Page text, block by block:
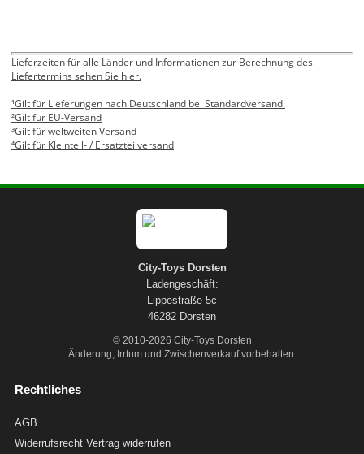
Lieferzeiten für alle Länder und Informationen zur Berechnung des
Liefertermins sehen Sie hier.
¹Gilt für Lieferungen nach Deutschland bei Standardversand.
²Gilt für EU-Versand
³Gilt für weltweiten Versand
⁴Gilt für Kleinteil- / Ersatzteilversand
City-Toys Dorsten
Ladengeschäft:
Lippestraße 5c
46282 Dorsten
© 2010-2026 City-Toys Dorsten
Änderung, Irrtum und Zwischenverkauf vorbehalten.
Rechtliches
AGB
Widerrufsrecht Vertrag widerrufen